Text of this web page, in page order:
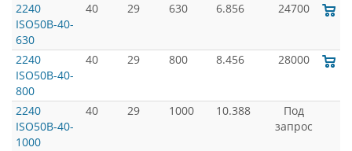
2240
ISO50B-40-
630
40 29 630 6.856 24700
2240
ISO50B-40-
800
40 29 800 8.456 28000
2240
ISO50B-40-
1000
40 29 1000 10.388
Под
запрос